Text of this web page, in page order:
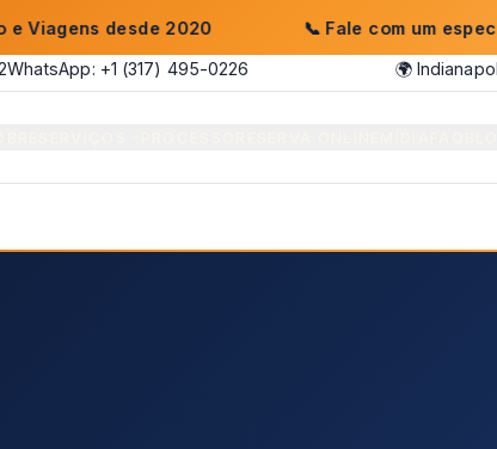
desde 2020 📞 Fale com um especialista: +1
WhatsApp: +1 (317) 495-0226 🌍